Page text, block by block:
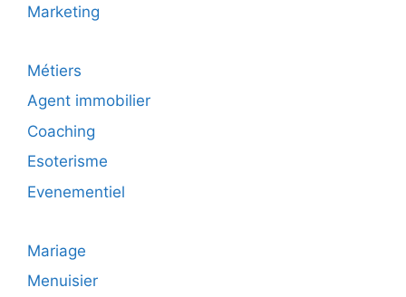
Marketing
Métiers
Agent immobilier
Coaching
Esoterisme
Evenementiel
Mariage
Menuisier